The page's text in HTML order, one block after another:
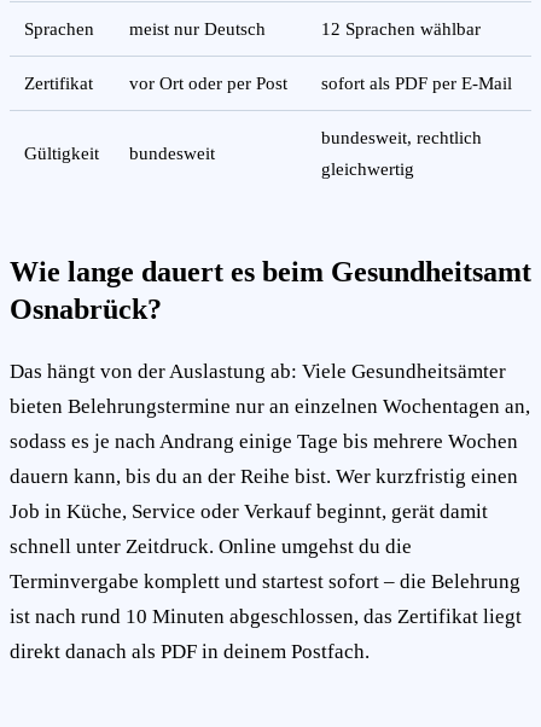
Sprachen meist nur Deutsch 12 Sprachen wählbar
Zertifikat vor Ort oder per Post sofort als PDF per E-Mail
Gültigkeit bundesweit
bundesweit, rechtlich
gleichwertig
Wie lange dauert es beim Gesundheitsamt
Osnabrück?
Das hängt von der Auslastung ab: Viele Gesundheitsämter
bieten Belehrungstermine nur an einzelnen Wochentagen an,
sodass es je nach Andrang einige Tage bis mehrere Wochen
dauern kann, bis du an der Reihe bist. Wer kurzfristig einen
Job in Küche, Service oder Verkauf beginnt, gerät damit
schnell unter Zeitdruck. Online umgehst du die
Terminvergabe komplett und startest sofort – die Belehrung
ist nach rund 10 Minuten abgeschlossen, das Zertifikat liegt
direkt danach als PDF in deinem Postfach.